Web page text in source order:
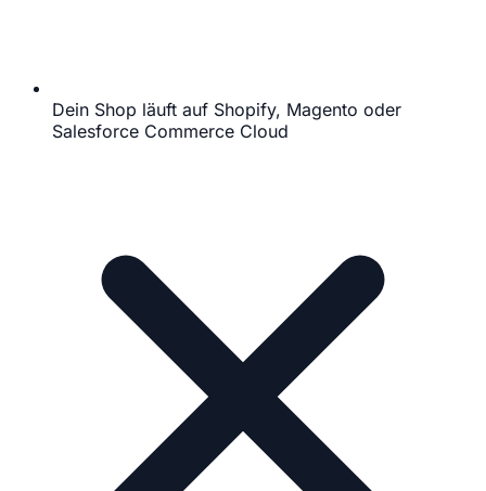
Dein Shop läuft auf Shopify, Magento oder
Salesforce Commerce Cloud